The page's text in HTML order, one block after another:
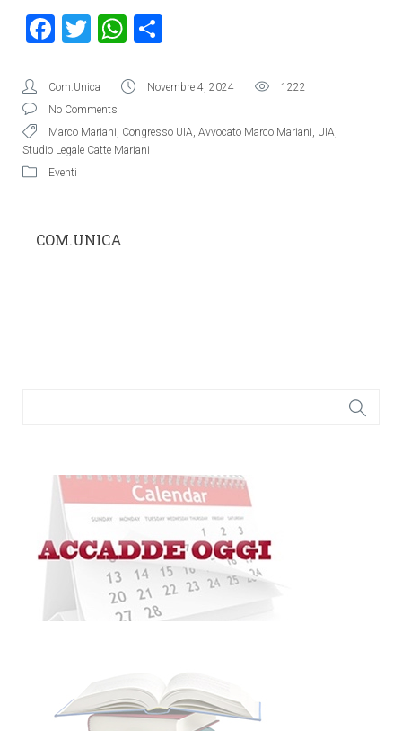
Facebook
TwitterWhatsApp
Com.Unica Novembre 4, 2024
1222
No Comments
Marco Mariani, Congresso UIA, Avvocato Marco Mariani, UIA,
Studio Legale Catte Mariani
Eventi
COM.UNICA